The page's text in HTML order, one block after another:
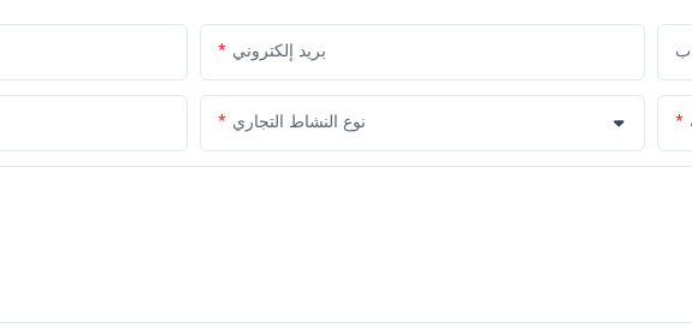
بريد إلكتروني
نوع النشاط التجاري